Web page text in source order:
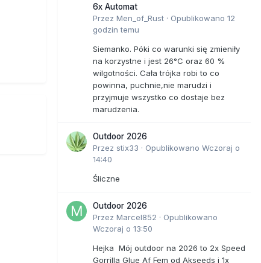
6x Automat
Przez Men_of_Rust · Opublikowano 12
godzin temu
Siemanko. Póki co warunki się zmieniły
na korzystne i jest 26°C oraz 60 %
wilgotności. Cała trójka robi to co
powinna, puchnie,nie marudzi i
przyjmuje wszystko co dostaje bez
marudzenia.
Outdoor 2026
Przez stix33 · Opublikowano Wczoraj o
14:40
Śliczne
Outdoor 2026
Przez Marcel852 · Opublikowano
Wczoraj o 13:50
Hejka Mój outdoor na 2026 to 2x Speed
Gorrilla Glue Af Fem od Akseeds i 1x